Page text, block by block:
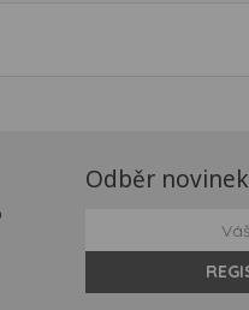
Odběr novinek